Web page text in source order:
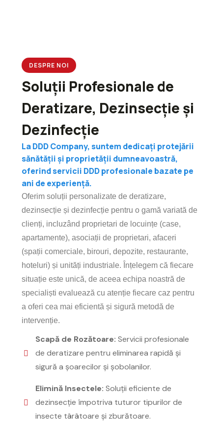
DESPRE NOI
Soluții Profesionale de
Deratizare, Dezinsecție și
Dezinfecție
La DDD Company, suntem dedicați protejării
sănătății și proprietății dumneavoastră,
oferind servicii DDD profesionale bazate pe
ani de experiență.
Oferim soluții personalizate de deratizare,
dezinsecție și dezinfecție pentru o gamă variată de
clienți, incluzând proprietari de locuințe (case,
apartamente), asociații de proprietari, afaceri
(spații comerciale, birouri, depozite, restaurante,
hoteluri) și unități industriale. Înțelegem că fiecare
situație este unică, de aceea echipa noastră de
specialiști evaluează cu atenție fiecare caz pentru
a oferi cea mai eficientă și sigură metodă de
intervenție.
Scapă de Rozătoare: Servicii profesionale
de deratizare pentru eliminarea rapidă și
sigură a șoarecilor și șobolanilor.
Elimină Insectele: Soluții eficiente de
dezinsecție împotriva tuturor tipurilor de
insecte târâtoare și zburătoare.